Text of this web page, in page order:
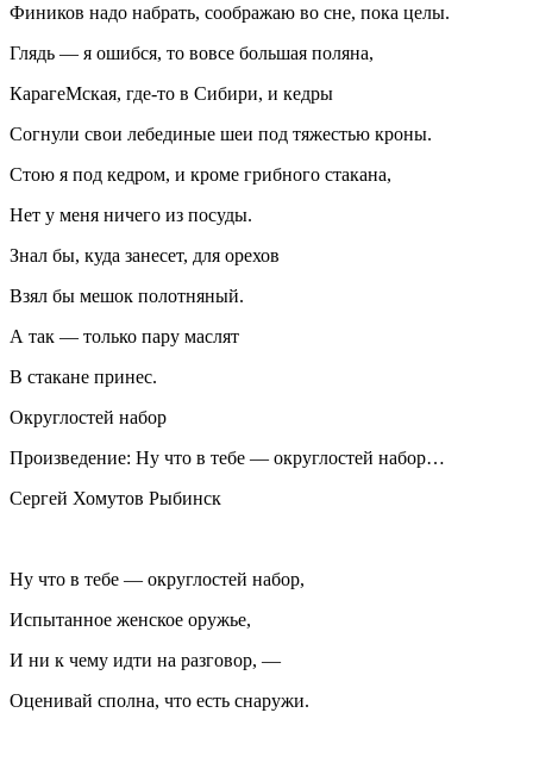
Фиников надо набрать, соображаю во сне, пока целы.
Глядь — я ошибся, то вовсе большая поляна,
КарагеМская, где-то в Сибири, и кедры
Согнули свои лебединые шеи под тяжестью кроны.
Стою я под кедром, и кроме грибного стакана,
Нет у меня ничего из посуды.
Знал бы, куда занесет, для орехов
Взял бы мешок полотняный.
А так — только пару маслят
В стакане принес.
Округлостей набор
Произведение: Ну что в тебе — округлостей набор…
Сергей Хомутов Рыбинск
Ну что в тебе — округлостей набор,
Испытанное женское оружье,
И ни к чему идти на разговор, —
Оценивай сполна, что есть снаружи.